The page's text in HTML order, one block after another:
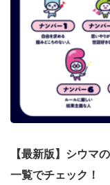
【最新版】シウマ
一覧でチェック！